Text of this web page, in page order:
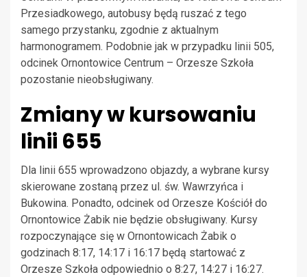
Przesiadkowego, autobusy będą ruszać z tego
samego przystanku, zgodnie z aktualnym
harmonogramem. Podobnie jak w przypadku linii 505,
odcinek Ornontowice Centrum – Orzesze Szkoła
pozostanie nieobsługiwany.
Zmiany w kursowaniu
linii 655
Dla linii 655 wprowadzono objazdy, a wybrane kursy
skierowane zostaną przez ul. św. Wawrzyńca i
Bukowina. Ponadto, odcinek od Orzesze Kościół do
Ornontowice Żabik nie będzie obsługiwany. Kursy
rozpoczynające się w Ornontowicach Żabik o
godzinach 8:17, 14:17 i 16:17 będą startować z
Orzesze Szkoła odpowiednio o 8:27, 14:27 i 16:27.